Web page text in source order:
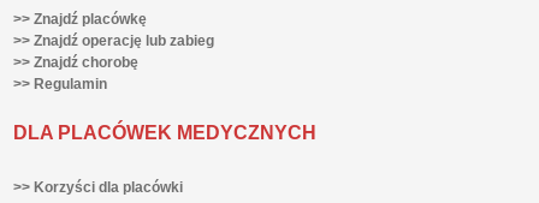
>> Znajdź placówkę
>> Znajdź operację lub zabieg
>> Znajdź chorobę
>> Regulamin
DLA PLACÓWEK MEDYCZNYCH
>> Korzyści dla placówki